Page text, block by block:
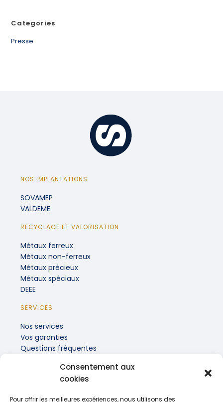
Consentement aux
cookies
Pour offrir les meilleures expériences, nous utilisons des
Categories
Presse
NOS IMPLANTATIONS
SOVAMEP
VALDEME
RECYCLAGE ET VALORISATION
Métaux ferreux
Métaux non-ferreux
Métaux précieux
Métaux spéciaux
DEEE
SERVICES
Nos services
Vos garanties
Questions fréquentes
INFORMATIONS PRATIQUES
Recrutement
Actualités